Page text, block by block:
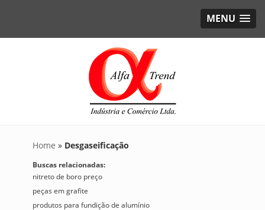
MENU
Home » Desgaseificação
Buscas relacionadas:
nitreto de boro preço
peças em grafite
produtos para fundição de alumínio